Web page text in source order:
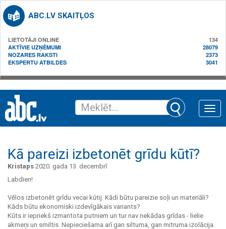
ABC.LV SKAITĻOS
LIETOTĀJI ONLINE
134
AKTĪVIE UZŅĒMUMI
28079
NOZARES RAKSTI
2373
EKSPERTU ATBILDES
3041
Toggle
Kā pareizi izbetonēt grīdu kūtī?
Kristaps 2020. gada 13. decembrī
Labdien!
Vēlos izbetonēt grīdu vecai kūtij. Kādi būtu pareizie soļi un materiāli?
Kāds būtu ekonomiski izdevīgākais variants?
Kūts ir iepriekš izmantota putniem un tur nav nekādas grīdas - lielie
akmeņi un smiltis. Nepieciešama arī gan siltuma, gan mitruma izolācija.